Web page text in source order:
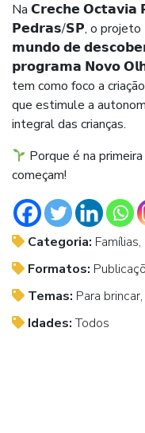
Na 𝗖𝗿𝗲𝗰𝗵𝗲 𝗢𝗰𝘁𝗮𝘃𝗶𝗮
𝗣𝗲𝗱𝗿𝗮𝘀/𝗦𝗣, o
𝗺𝘂𝗻𝗱𝗼 𝗱𝗲
𝗽𝗿𝗼𝗴𝗿𝗮𝗺𝗮 𝗡𝗼𝘃𝗼
tem como foco a
que estimule a
integral das crianças.
Porque é na
começam!
Categoria:
Formatos:
Temas: Para
Idades:Todos